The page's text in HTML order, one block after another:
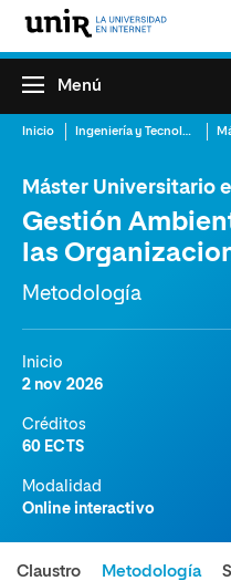
Menú
Inicio Ingeniería y Tecnología
Máster Universitario
Gestión
las
Metodología
Inicio
2 nov 2026
Créditos
60 ECTS
Modalidad
Online interactivo
Claustro Metodología